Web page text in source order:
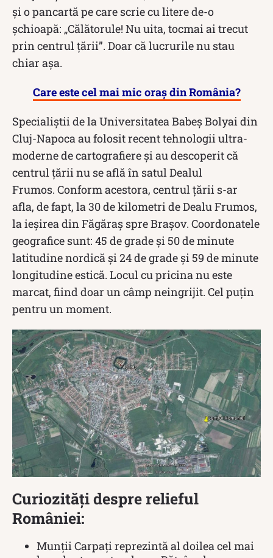
și o pancartă pe care scrie cu litere de-o
șchioapă: „Călătorule! Nu uita, tocmai ai trecut
prin centrul țării”. Doar că lucrurile nu stau
chiar așa.
Care este cel mai mic oraș din România?
Specialiştii de la Universitatea Babeş Bolyai din
Cluj-Napoca au folosit recent tehnologii ultra-
moderne de cartografiere şi au descoperit că
centrul țării nu se află în satul Dealul
Frumos. Conform acestora, centrul ţării s-ar
afla, de fapt, la 30 de kilometri de Dealu Frumos,
la ieşirea din Făgăraş spre Braşov. Coordonatele
geografice sunt: 45 de grade şi 50 de minute
latitudine nordică şi 24 de grade şi 59 de minute
longitudine estică. Locul cu pricina nu este
marcat, fiind doar un câmp neingrijit. Cel puțin
pentru un moment.
Curiozități despre relieful
României:
Munţii Carpaţi reprezintă al doilea cel mai